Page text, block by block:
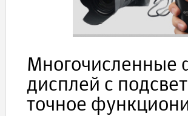
Многочисленные
дисплей с
точное